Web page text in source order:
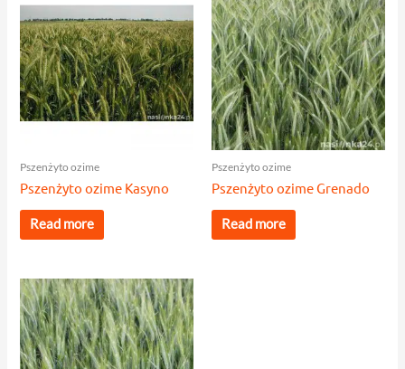
Pszenżyto ozime
Pszenżyto ozime Kasyno
Read more
Pszenżyto ozime
Pszenżyto ozime Grenado
Read more